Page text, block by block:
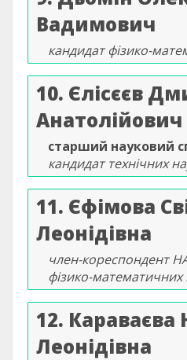
Вадимович
кандидат фізико-
10. Єлісєєв
Анатолійович
старший науковий
кандидат технічних
11. Єфімова
Леонідівна
член-кореспондент
фізико-
12. Караваєва
Леонідівна